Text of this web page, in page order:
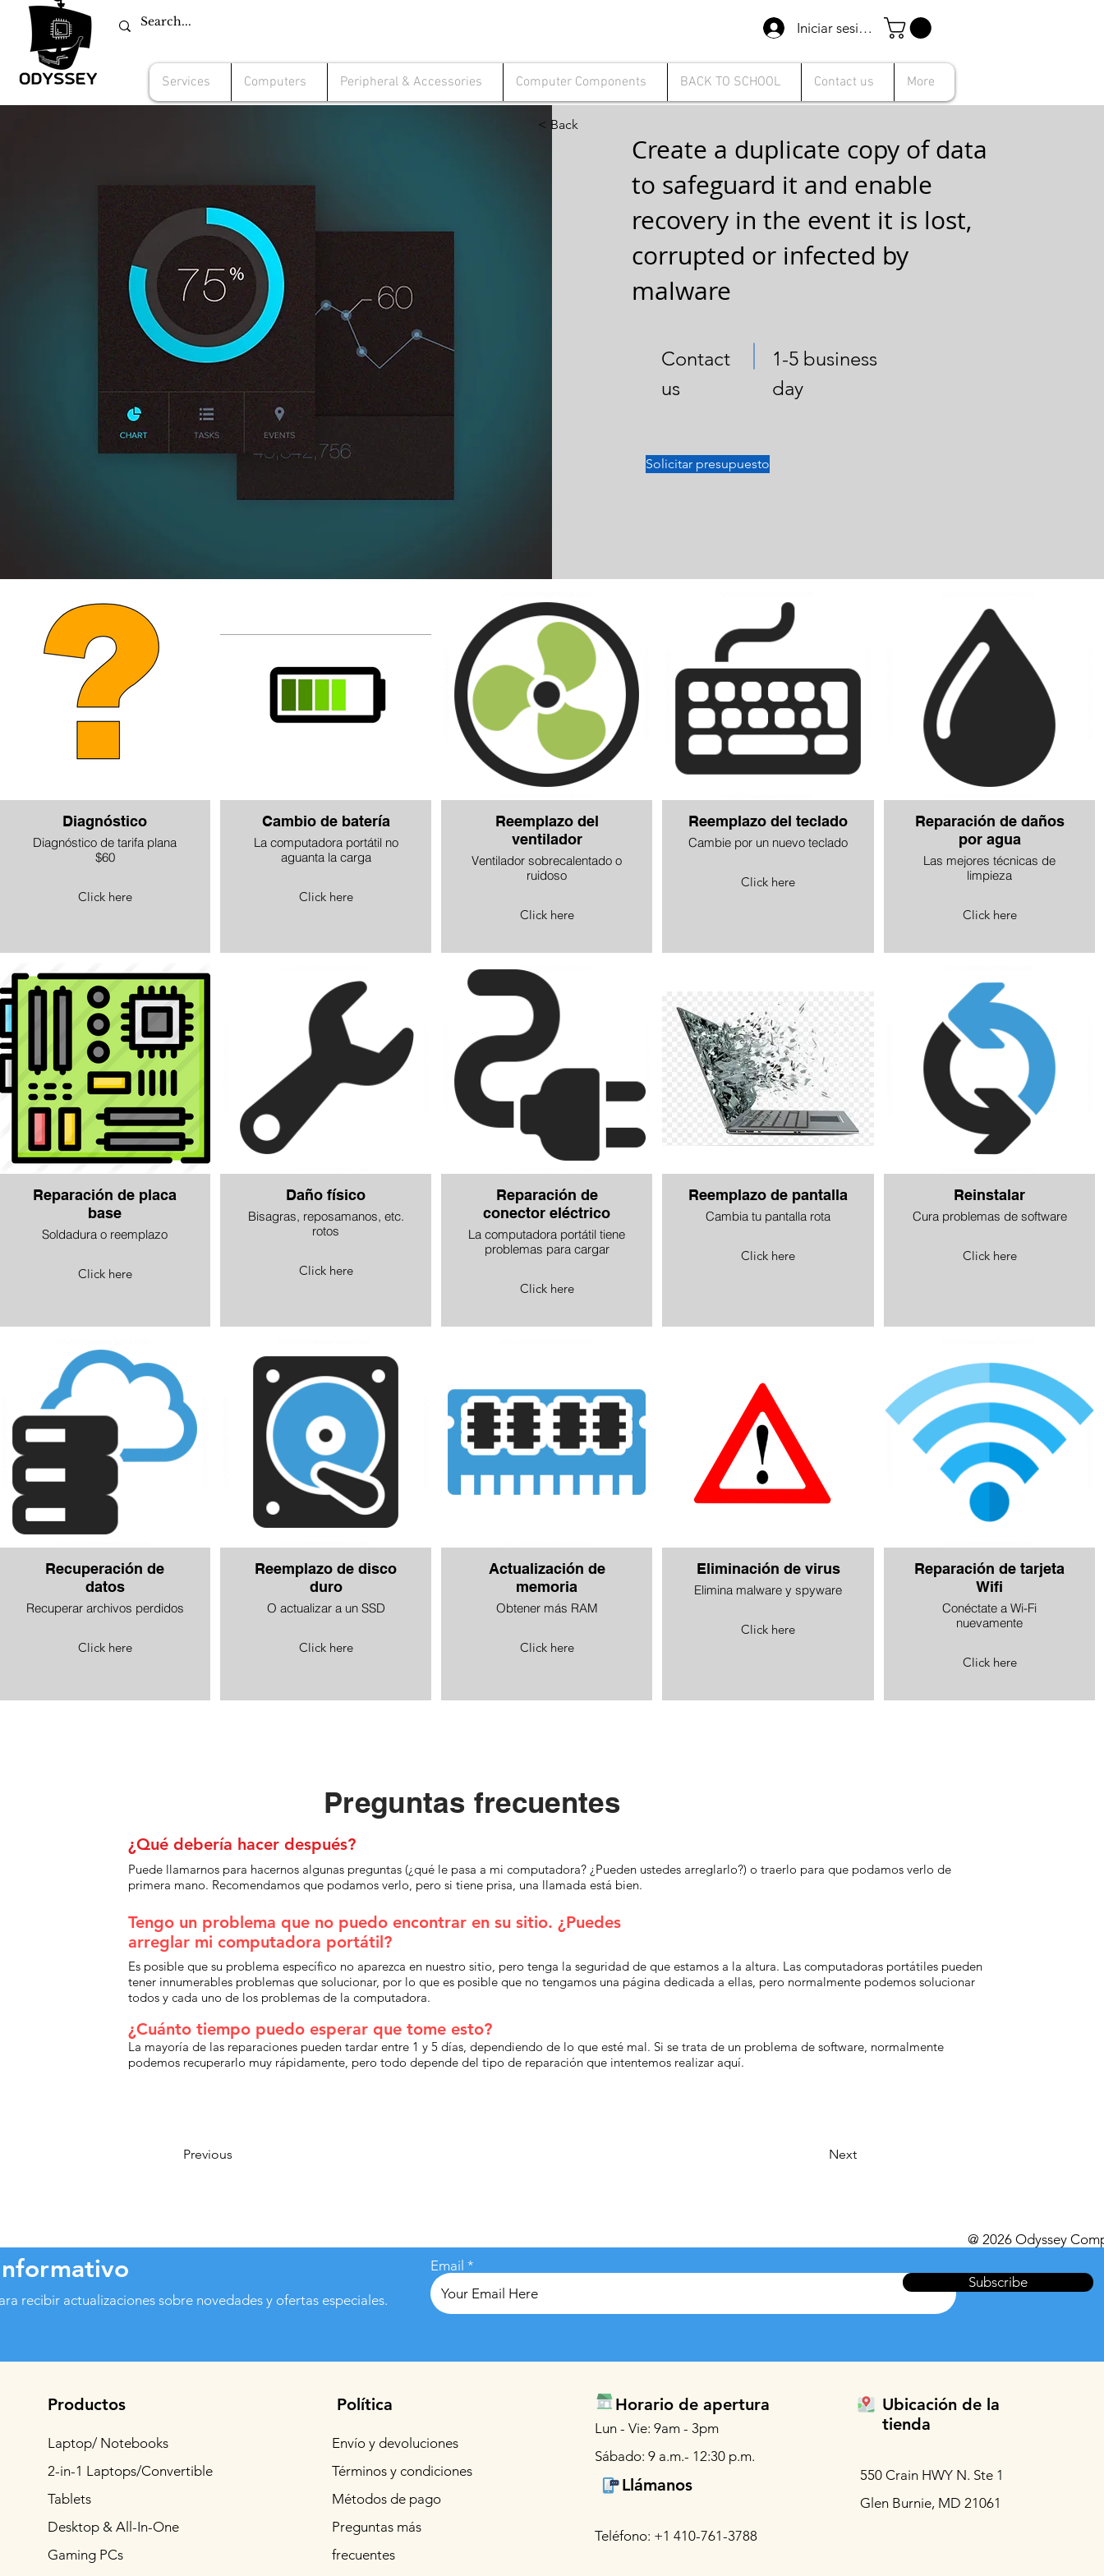
Iniciar sesión
Services Computers Peripheral & Accessories Computer Components BACK TO SCHOOL Contact us More
< Back
Create a duplicate copy of data
to safeguard it and enable
recovery in the event it is lost,
corrupted or infected by
malware
Contact
us
1-5 business
day
Solicitar presupuesto
Diagnóstico
Diagnóstico de tarifa plana
$60
Click here
Cambio de batería
La computadora portátil no
aguanta la carga
Click here
Reemplazo del
ventilador
Ventilador sobrecalentado o
ruidoso
Click here
Reemplazo del teclado
Cambie por un nuevo teclado
Click here
Reparación de daños
por agua
Las mejores técnicas de
limpieza
Click here
Reparación de placa
base
Soldadura o reemplazo
Click here
Daño físico
Bisagras, reposamanos, etc.
rotos
Click here
Reparación de
conector eléctrico
La computadora portátil tiene
problemas para cargar
Click here
Reemplazo de pantalla
Cambia tu pantalla rota
Click here
Reinstalar
Cura problemas de software
Click here
Recuperación de
datos
Recuperar archivos perdidos
Click here
Reemplazo de disco
duro
O actualizar a un SSD
Click here
Actualización de
memoria
Obtener más RAM
Click here
Eliminación de virus
Elimina malware y spyware
Click here
Reparación de tarjeta
Wifi
Conéctate a Wi-Fi
nuevamente
Click here
Preguntas frecuentes
¿Qué debería hacer después?
Puede llamarnos para hacernos algunas preguntas (¿qué le pasa a mi computadora? ¿Pueden ustedes arreglarlo?) o traerlo para que podamos verlo de
primera mano. Recomendamos que podamos verlo, pero si tiene prisa, una llamada está bien.
Tengo un problema que no puedo encontrar en su sitio. ¿Puedes
arreglar mi computadora portátil?
Es posible que su problema específico no aparezca en nuestro sitio, pero tenga la seguridad de que estamos a la altura. Las computadoras portátiles pueden
tener innumerables problemas que solucionar, por lo que es posible que no tengamos una página dedicada a ellas, pero normalmente podemos solucionar
todos y cada uno de los problemas de la computadora.
¿Cuánto tiempo puedo esperar que tome esto?
La mayoría de las reparaciones pueden tardar entre 1 y 5 días, dependiendo de lo que esté mal. Si se trata de un problema de software, normalmente
podemos recuperarlo muy rápidamente, pero todo depende del tipo de reparación que intentemos realizar aquí.
Previous Next
@ 2026 Odyssey
recibir actualizaciones sobre novedades y ofertas especiales.
Email
Subscribe
Productos
Laptop/ Notebooks
2-in-1 Laptops/Convertible
Tablets
Desktop & All-In-One
Gaming PCs
Política
Envío y devoluciones
Términos y condiciones
Métodos de pago
Preguntas más
frecuentes
Horario de apertura
Lun - Vie: 9am - 3pm
Sábado: 9 a.m.- 12:30 p.m.
Llámanos
Teléfono: +1 410-761-3788
Ubicación de la
tienda
550 Crain HWY N. Ste 1
Glen Burnie, MD 21061